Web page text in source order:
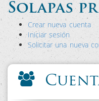
Solapas
Crear nueva cuenta
Iniciar sesión
Solicitar una nueva